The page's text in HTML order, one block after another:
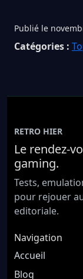
Publié le
Catégories :
RETRO HIER
Le rendez-
gaming.
Tests,
pour rejouer
editoriale.
Navigation
Accueil
Blog